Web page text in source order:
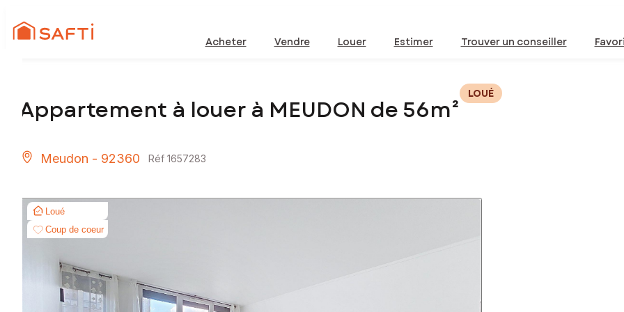
Acheter Vendre Louer Estimer Trouver un conseiller
Appartement à louer à MEUDON de 56m²
LOUÉ
Meudon - 92360 Réf 1657283
Loué
Coup de coeur